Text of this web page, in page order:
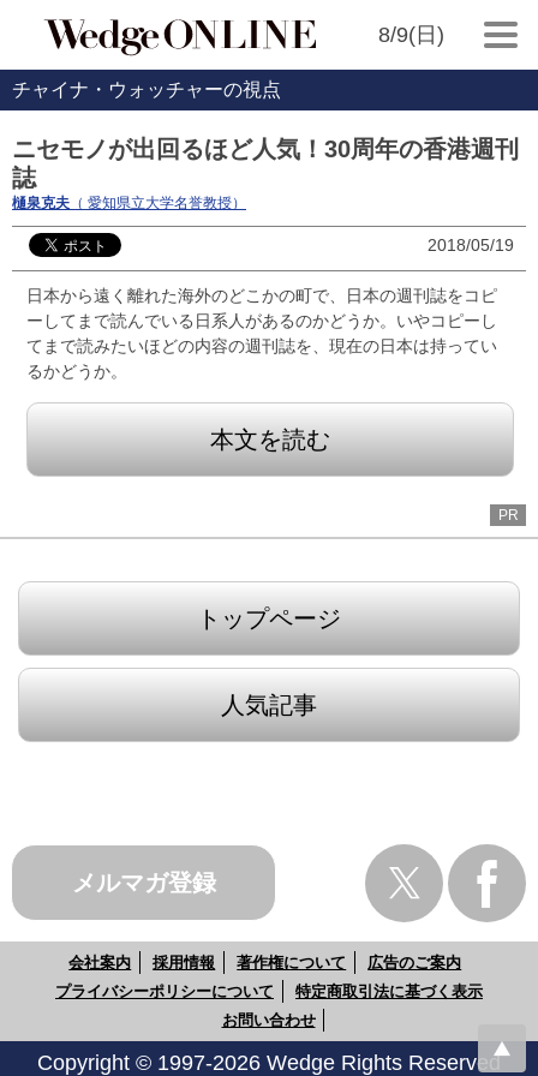
8/9(日)
チャイナ・ウォッチャーの視点
ニセモノが出回るほど人気！30周年の香港週刊
誌
樋泉克夫 （ 愛知県立大学名誉教授）
2018/05/19
日本から遠く離れた海外のどこかの町で、日本の週刊誌をコピ
ーしてまで読んでいる日系人があるのかどうか。いやコピーし
てまで読みたいほどの内容の週刊誌を、現在の日本は持ってい
るかどうか。
本文を読む
PR
トップページ
人気記事
メルマガ登録
会社案内 採用情報 著作権について
広告のご案内
プライバシーポリシーについて
特定商取引法に基づく表示
お問い合わせ
Copyright © 1997-2026 Wedge Rights Reserved